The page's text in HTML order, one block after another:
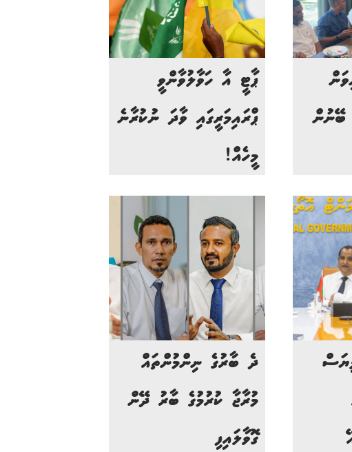
ބޭނުން
ޕާޓީ އާ ހަވާލުވާންވީ
ޕްރައިމަރީގައި ވާދަ ނުކުރާނެ
މީހެއް!
ދެ ބާރުގެ ނިންމުންތައް
މުރާޖާ ކުރުމުގެ ބާރު ދޭން
ގޮވާލައިފި